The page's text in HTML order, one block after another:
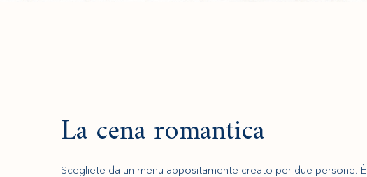
La cena romantica
Scegliete da un menu appositamente creato per due persone. È